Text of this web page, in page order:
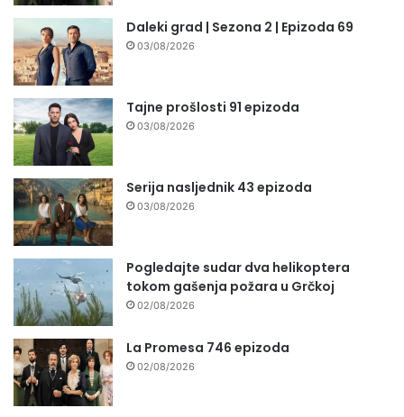
Daleki grad | Sezona 2 | Epizoda 69
03/08/2026
Tajne prošlosti 91 epizoda
03/08/2026
Serija nasljednik 43 epizoda
03/08/2026
Pogledajte sudar dva helikoptera
tokom gašenja požara u Grčkoj
02/08/2026
La Promesa 746 epizoda
02/08/2026